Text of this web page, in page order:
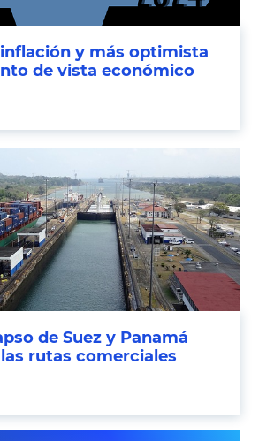
y más optimista
de vista económico
de Suez y Panamá
rutas comerciales